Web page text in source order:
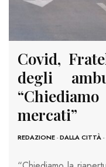
Covid,
degli
mercati”
REDAZIONE-DALLA CITTÀ